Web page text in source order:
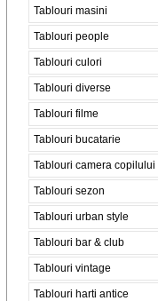
Tablouri masini
Tablouri people
Tablouri culori
Tablouri diverse
Tablouri filme
Tablouri bucatarie
Tablouri camera copilului
Tablouri sezon
Tablouri urban style
Tablouri bar & club
Tablouri vintage
Tablouri harti antice